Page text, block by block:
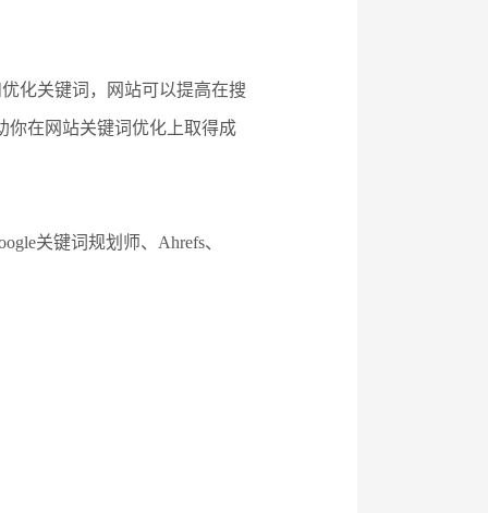
化关键词，网站可以提高在搜
你在网站关键词优化上取得成
关键词规划师、Ahrefs、